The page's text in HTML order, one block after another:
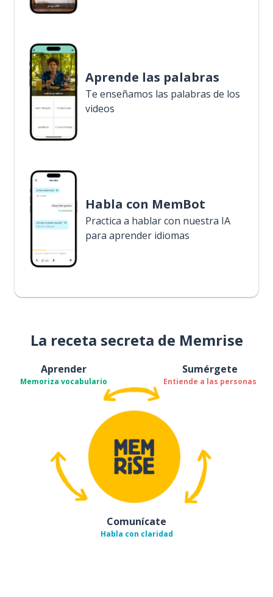
Aprende las palabras
Te enseñamos las palabras de los
videos
Habla con MemBot
Practica a hablar con nuestra IA
para aprender idiomas
La receta secreta de Memrise
Aprender
Memoriza vocabulario
Sumérgete
Entiende a las personas
Comunícate
Habla con claridad